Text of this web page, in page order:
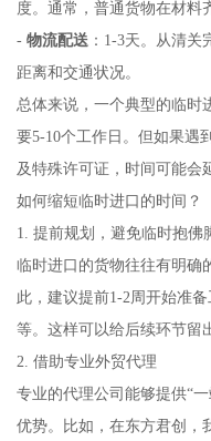
度。通常，普通货物在材料
- 物流配送：1-3天。从清关
距离和交通状况。
总体来说，一个典型的临时
要5-10个工作日。但如果遇
及特殊许可证，时间可能会
如何缩短临时进口的时间？
1. 提前规划，避免临时抱佛
临时进口的货物往往有明确
此，建议提前1-2周开始准
等。这样可以给后续环节留
2. 借助专业外贸代理
专业的代理公司能够提供“
优势。比如，在东方君创，